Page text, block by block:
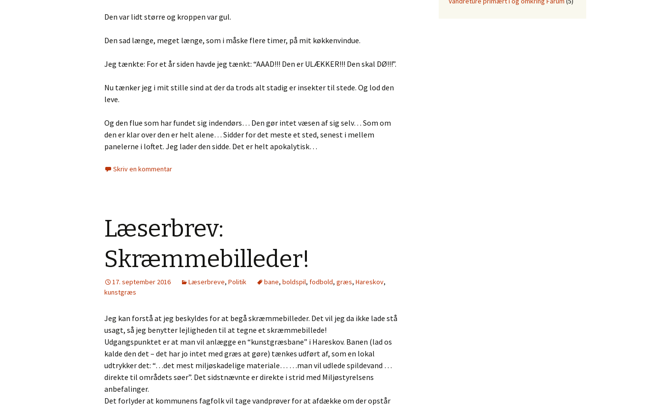
Den var lidt større og kroppen var gul.
Den sad længe, meget længe, som i måske flere timer, på mit køkkenvindue.
Jeg tænkte: For et år siden havde jeg tænkt: “AAAD!!! Den er ULÆKKER!!! Den skal DØ!!!”.
Nu tænker jeg i mit stille sind at der da trods alt stadig er insekter til stede. Og lod den
leve.
Og den flue som har fundet sig indendørs… Den gør intet væsen af sig selv… Som om
den er klar over den er helt alene… Sidder for det meste et sted, senest i mellem
panelerne i loftet. Jeg lader den sidde. Det er helt apokalytisk…
Skriv en kommentar
Læserbrev:
Skræmmebilleder!
17. september 2016 Læserbreve, Politik bane, boldspil, fodbold, græs, Hareskov,
kunstgræs
Jeg kan forstå at jeg beskyldes for at begå skræmmebilleder. Det vil jeg da ikke lade stå
usagt, så jeg benytter lejligheden til at tegne et skræmmebillede!
Udgangspunktet er at man vil anlægge en “kunstgræsbane” i Hareskov. Banen (lad os
kalde den det – det har jo intet med græs at gøre) tænkes udført af, som en lokal
udtrykker det: “…det mest miljøskadelige materiale… …man vil udlede spildevand …
direkte til områdets søer”. Det sidstnævnte er direkte i strid med Miljøstyrelsens
anbefalinger.
Det forlyder at kommunens fagfolk vil tage vandprøver for at afdække om der opstår